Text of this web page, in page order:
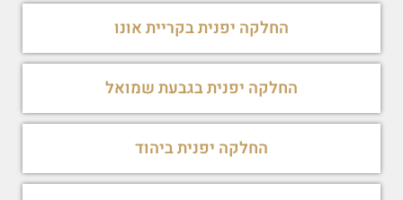
החלקה יפנית בקריית אונו
החלקה יפנית בגבעת שמואל
החלקה יפנית ביהוד